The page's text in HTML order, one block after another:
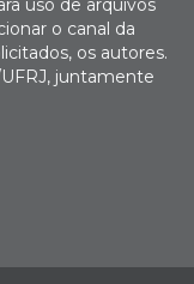
o canal da
os autores.
juntamente